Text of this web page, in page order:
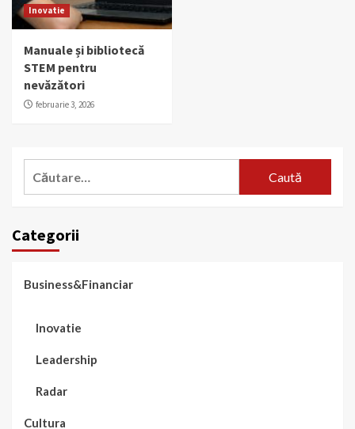
Inovatie
Manuale și bibliotecă
STEM pentru
nevăzători
februarie 3, 2026
Categorii
Business&Financiar
Inovatie
Leadership
Radar
Cultura